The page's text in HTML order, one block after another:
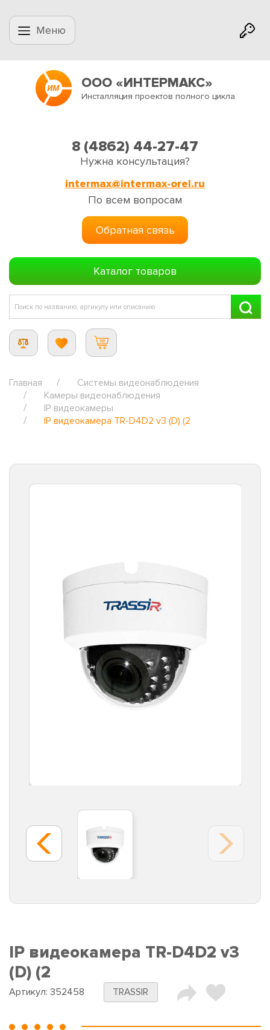
Меню
ООО «ИНТЕРМАКС»
Инсталляция проектов полного цикла
8 (4862) 44-27-47
Нужна консультация?
intermax@intermax-orel.ru
По всем вопросам
Обратная связь
Каталог товаров
Главная
Системы видеонаблюдения
Камеры видеонаблюдения
IP видеокамеры
IP видеокамера TR-D4D2 v3 (D) (2
IP видеокамера TR-D4D2 v3
(D) (2
Артикул: 352458 TRASSIR